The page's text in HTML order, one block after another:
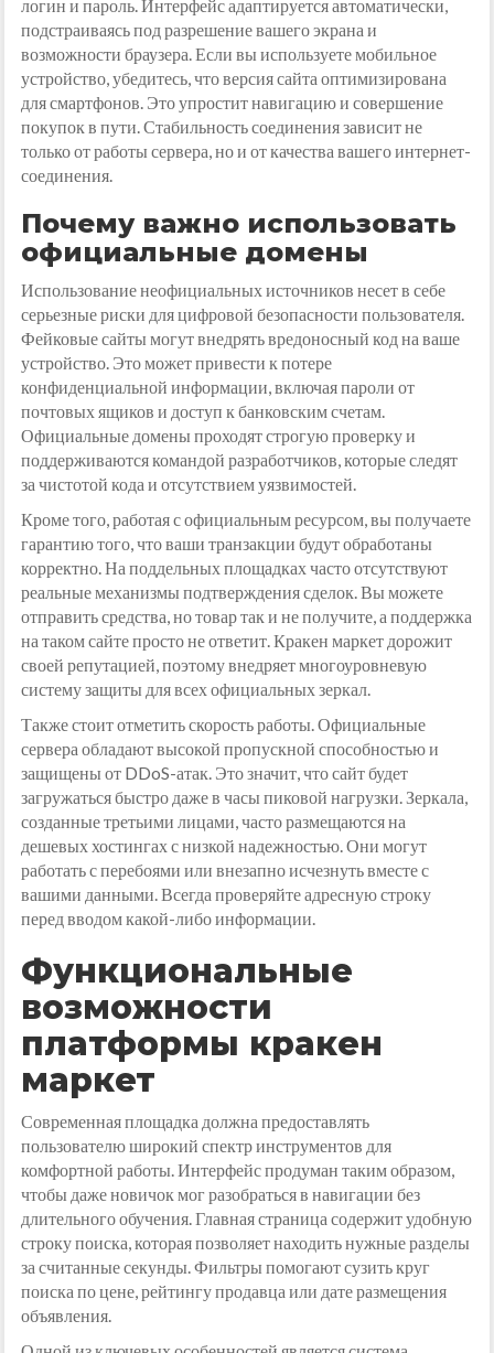
логин и пароль. Интерфейс адаптируется автоматически,
подстраиваясь под разрешение вашего экрана и
возможности браузера. Если вы используете мобильное
устройство, убедитесь, что версия сайта оптимизирована
для смартфонов. Это упростит навигацию и совершение
покупок в пути. Стабильность соединения зависит не
только от работы сервера, но и от качества вашего интернет-
соединения.
Почему важно использовать
официальные домены
Использование неофициальных источников несет в себе
серьезные риски для цифровой безопасности пользователя.
Фейковые сайты могут внедрять вредоносный код на ваше
устройство. Это может привести к потере
конфиденциальной информации, включая пароли от
почтовых ящиков и доступ к банковским счетам.
Официальные домены проходят строгую проверку и
поддерживаются командой разработчиков, которые следят
за чистотой кода и отсутствием уязвимостей.
Кроме того, работая с официальным ресурсом, вы получаете
гарантию того, что ваши транзакции будут обработаны
корректно. На поддельных площадках часто отсутствуют
реальные механизмы подтверждения сделок. Вы можете
отправить средства, но товар так и не получите, а поддержка
на таком сайте просто не ответит. Кракен маркет дорожит
своей репутацией, поэтому внедряет многоуровневую
систему защиты для всех официальных зеркал.
Также стоит отметить скорость работы. Официальные
сервера обладают высокой пропускной способностью и
защищены от DDoS-атак. Это значит, что сайт будет
загружаться быстро даже в часы пиковой нагрузки. Зеркала,
созданные третьими лицами, часто размещаются на
дешевых хостингах с низкой надежностью. Они могут
работать с перебоями или внезапно исчезнуть вместе с
вашими данными. Всегда проверяйте адресную строку
перед вводом какой-либо информации.
Функциональные
возможности
платформы кракен
маркет
Современная площадка должна предоставлять
пользователю широкий спектр инструментов для
комфортной работы. Интерфейс продуман таким образом,
чтобы даже новичок мог разобраться в навигации без
длительного обучения. Главная страница содержит удобную
строку поиска, которая позволяет находить нужные разделы
за считанные секунды. Фильтры помогают сузить круг
поиска по цене, рейтингу продавца или дате размещения
объявления.